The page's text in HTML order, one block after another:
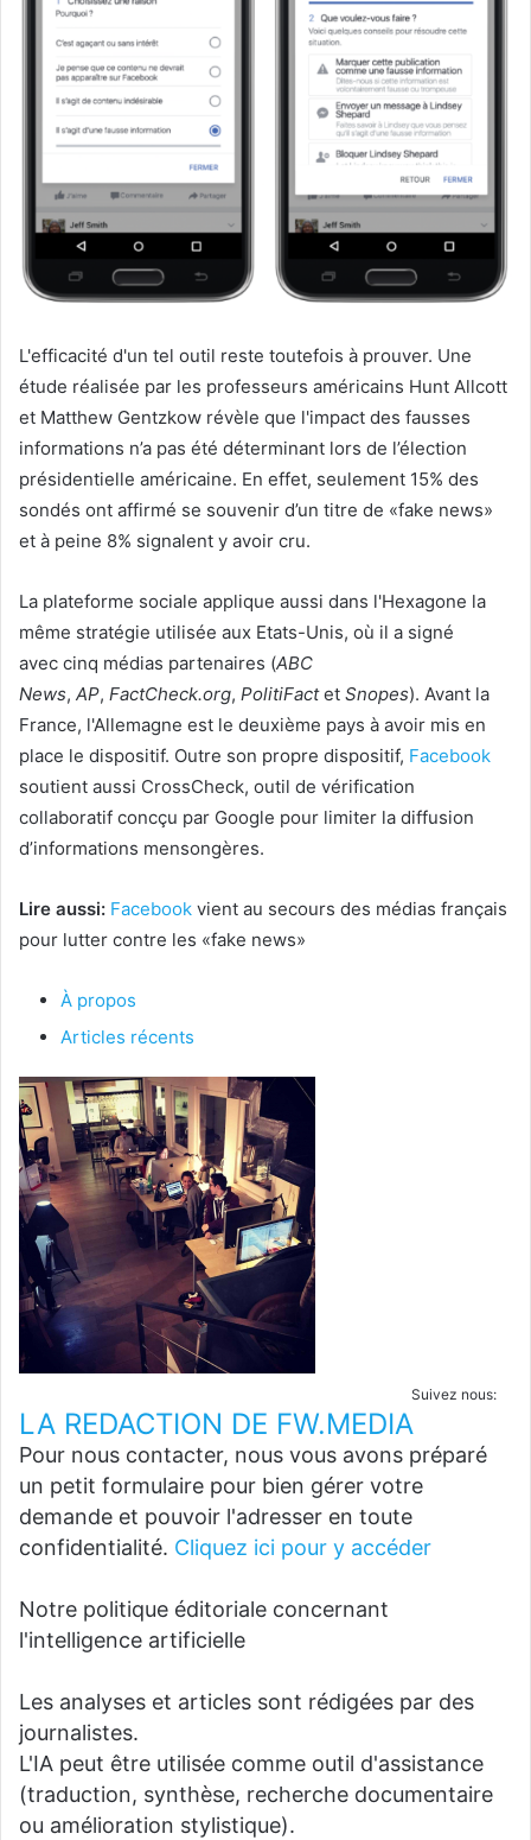
L'efficacité d'un tel outil reste toutefois à prouver. Une
étude réalisée par les professeurs américains Hunt Allcott
et Matthew Gentzkow révèle que l'impact des fausses
informations n’a pas été déterminant lors de l’élection
présidentielle américaine. En effet, seulement 15% des
sondés ont affirmé se souvenir d’un titre de «fake news»
et à peine 8% signalent y avoir cru.
La plateforme sociale applique aussi dans l'Hexagone la
même stratégie utilisée aux Etats-Unis, où il a signé
avec cinq médias partenaires (ABC
News, AP, FactCheck.org, PolitiFactet Snopes). Avant la
France, l'Allemagne est le deuxième pays à avoir mis en
place le dispositif. Outre son propre dispositif, Facebook
soutient aussi CrossCheck, outil de vérification
collaboratif concçu par Google pour limiter la diffusion
d’informations mensongères.
Lire aussi: Facebook vient au secours des médias français
pour lutter contre les «fake news»
À propos
Articles récents
Suivez nous:
LA REDACTION DE FW.MEDIA
Pour nous contacter, nous vous avons préparé
un petit formulaire pour bien gérer votre
demande et pouvoir l'adresser en toute
confidentialité. Cliquez ici pour y accéder
Notre politique éditoriale concernant
l'intelligence artificielle
Les analyses et articles sont rédigées par des
journalistes.
L'IA peut être utilisée comme outil d'assistance
(traduction, synthèse, recherche documentaire
ou amélioration stylistique).